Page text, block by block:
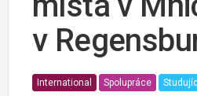
v
International Spolupráce